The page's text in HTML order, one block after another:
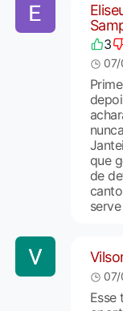
3
07/
que
de
serve
07/
Esse